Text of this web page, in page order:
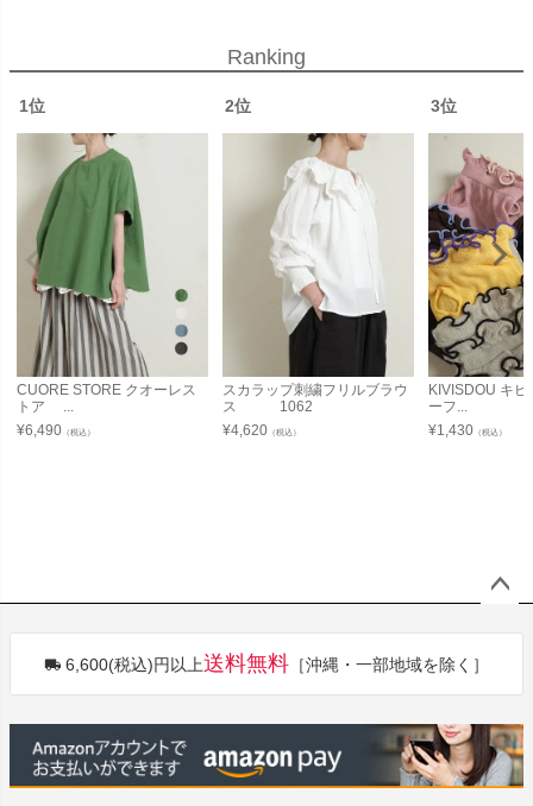
Ranking
1位
CUORE STORE クオーレス
トア ...
¥6,490 （税込）
2位
スカラップ刺繍フリルブラウ
ス 1062
¥4,620 （税込）
3位
KIVISDOU キ
ーフ...
¥1,430 （税込）
へ
6,600(税込)円以上送料無料 ［沖縄・一部地域を除く］